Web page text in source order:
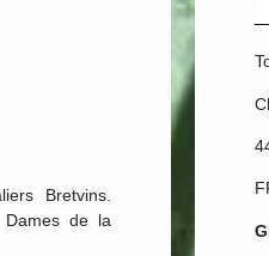
Bretvins.
Dames de la